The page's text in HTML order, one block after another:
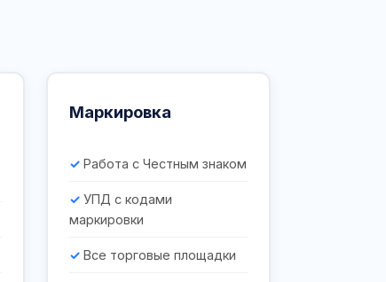
Маркировка
Работа с Честным знаком
УПД с кодами
маркировки
Все торговые площадки